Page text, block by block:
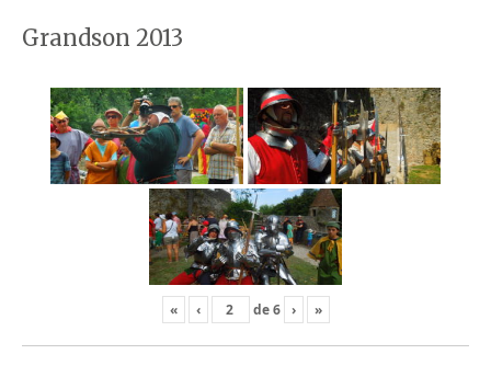
Grandson 2013
« ‹ de6 › »